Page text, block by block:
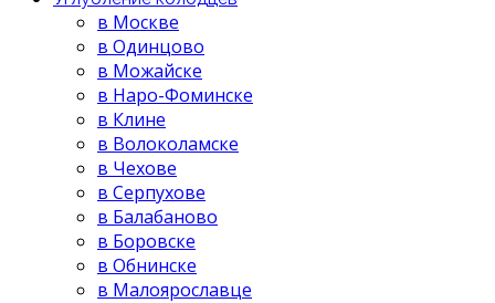
в Москве
в Одинцово
в Можайске
в Наро-Фоминске
в Клине
в Волоколамске
в Чехове
в Серпухове
в Балабаново
в Боровске
в Обнинске
в Малоярославце